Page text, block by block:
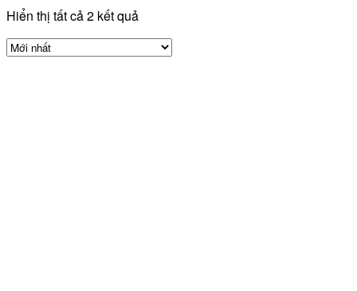
Hiển thị tất cả 2 kết quả